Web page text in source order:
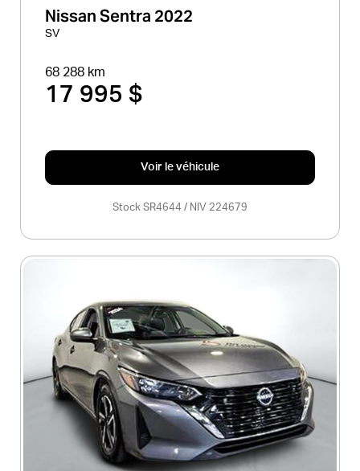
Nissan Sentra 2022
SV
68 288 km
17 995 $
Voir le véhicule
Stock SR4644 / NIV 224679